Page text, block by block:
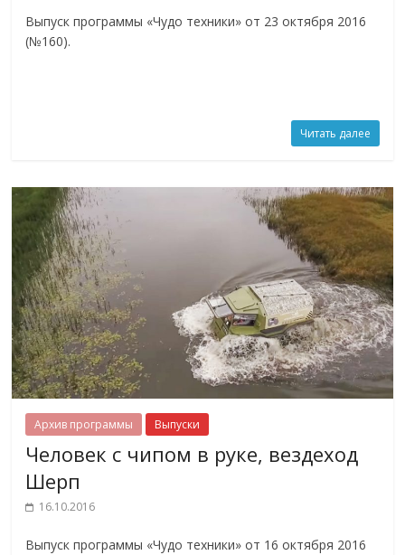
Выпуск программы «Чудо техники» от 23 октября 2016
(№160).
Читать далее
Архив программы Выпуски
Человек с чипом в руке, вездеход
Шерп
16.10.2016
Выпуск программы «Чудо техники» от 16 октября 2016